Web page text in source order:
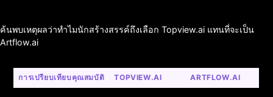
ค้นพบเหตุผลว่าทำไมนักสร้างสรรค์ถึงเลือก Topview.ai แทนที่จะเป็น
Artflow.ai
การเปรียบเทียบคุณสมบัติ TOPVIEW.AI ARTFLOW.AI